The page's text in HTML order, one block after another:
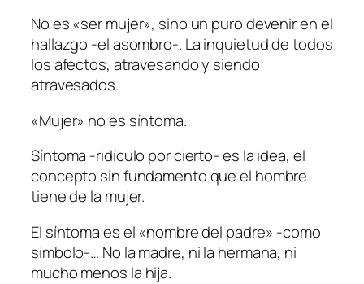
No es «ser mujer», sino un puro devenir en el
hallazgo -el asombro-. La inquietud de todos
los afectos, atravesando y siendo
atravesados.
«Mujer» no es síntoma.
Síntoma -ridículo por cierto- es la idea, el
concepto sin fundamento que el hombre
tiene de la mujer.
El síntoma es el «nombre del padre» -como
símbolo-… No la madre, ni la hermana, ni
mucho menos la hija.